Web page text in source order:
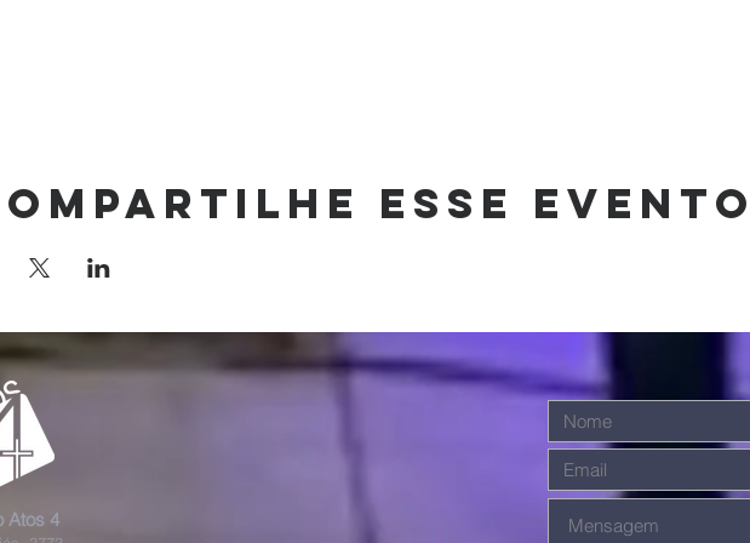
esse
Atos 4